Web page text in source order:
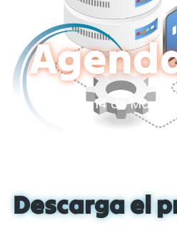
14 de Mayo
Descarga el